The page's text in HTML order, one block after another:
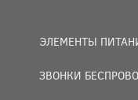
ЭЛЕМЕНТЫ
ЗВОНКИ